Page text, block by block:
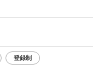
登録制